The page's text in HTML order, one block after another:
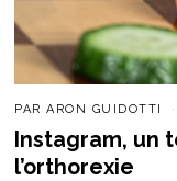
PARARON GUIDOTTI
Instagram, un
l’orthorexie